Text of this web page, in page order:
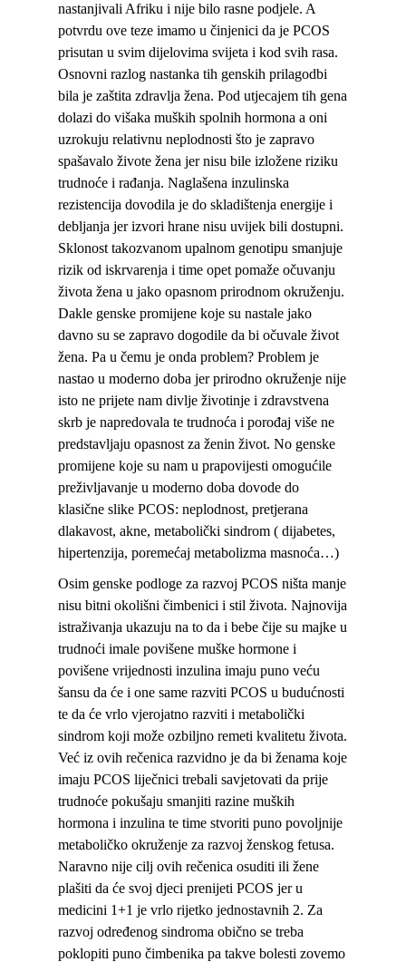
nastanjivali Afriku i nije bilo rasne podjele. A
potvrdu ove teze imamo u činjenici da je PCOS
prisutan u svim dijelovima svijeta i kod svih rasa.
Osnovni razlog nastanka tih genskih prilagodbi
bila je zaštita zdravlja žena. Pod utjecajem tih gena
dolazi do višaka muških spolnih hormona a oni
uzrokuju relativnu neplodnosti što je zapravo
spašavalo živote žena jer nisu bile izložene riziku
trudnoće i rađanja. Naglašena inzulinska
rezistencija dovodila je do skladištenja energije i
debljanja jer izvori hrane nisu uvijek bili dostupni.
Sklonost takozvanom upalnom genotipu smanjuje
rizik od iskrvarenja i time opet pomaže očuvanju
života žena u jako opasnom prirodnom okruženju.
Dakle genske promijene koje su nastale jako
davno su se zapravo dogodile da bi očuvale život
žena. Pa u čemu je onda problem? Problem je
nastao u moderno doba jer prirodno okruženje nije
isto ne prijete nam divlje životinje i zdravstvena
skrb je napredovala te trudnoća i porođaj više ne
predstavljaju opasnost za ženin život. No genske
promijene koje su nam u prapovijesti omogućile
preživljavanje u moderno doba dovode do
klasične slike PCOS: neplodnost, pretjerana
dlakavost, akne, metabolički sindrom ( dijabetes,
hipertenzija, poremećaj metabolizma masnoća…)
Osim genske podloge za razvoj PCOS ništa manje
nisu bitni okolišni čimbenici i stil života. Najnovija
istraživanja ukazuju na to da i bebe čije su majke u
trudnoći imale povišene muške hormone i
povišene vrijednosti inzulina imaju puno veću
šansu da će i one same razviti PCOS u budućnosti
te da će vrlo vjerojatno razviti i metabolički
sindrom koji može ozbiljno remeti kvalitetu života.
Već iz ovih rečenica razvidno je da bi ženama koje
imaju PCOS liječnici trebali savjetovati da prije
trudnoće pokušaju smanjiti razine muških
hormona i inzulina te time stvoriti puno povoljnije
metaboličko okruženje za razvoj ženskog fetusa.
Naravno nije cilj ovih rečenica osuditi ili žene
plašiti da će svoj djeci prenijeti PCOS jer u
medicini 1+1 je vrlo rijetko jednostavnih 2. Za
razvoj određenog sindroma obično se treba
poklopiti puno čimbenika pa takve bolesti zovemo